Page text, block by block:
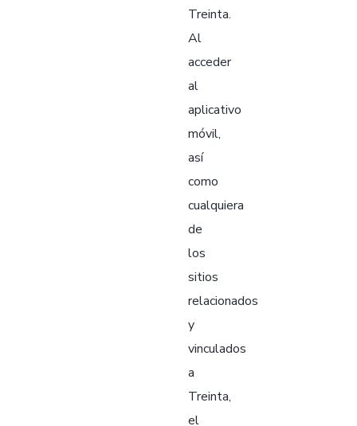
Treinta.
Al
acceder
al
aplicativo
móvil,
así
como
cualquiera
de
los
sitios
relacionados
y
vinculados
a
Treinta,
el